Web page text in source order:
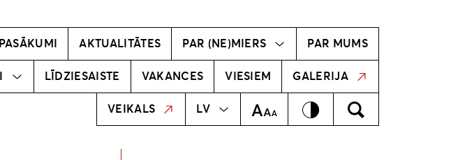
PASĀKUMI AKTUALITĀTES PAR (NE)MIERS
Radošā komanda PAR MUMS
LĪDZIESAISTE VAKANCES VIESIEM GALERIJA
VEIKALS LV
EN Teksta izmērsKontrastsMeklēt
MEKLĒT